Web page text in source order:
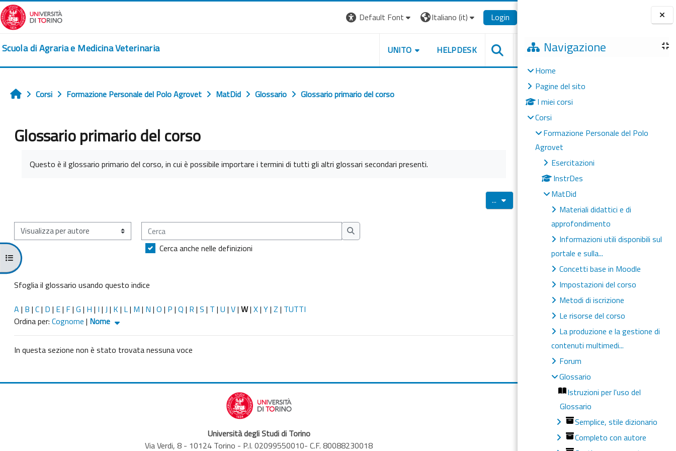
Vai al contenuto principale
Blocchi
Navigazione
Home
Pagine del sito
I miei corsi
Corsi
Formazione Personale del Polo
Agrovet
Esercitazioni
InstrDes
MatDid
Materiali didattici e di
approfondimento
Informazioni utili disponibili sul
portale e sulla...
Concetti base in Moodle
Impostazioni del corso
Metodi di iscrizione
Le risorse del corso
La produzione e la gestione di
contenuti multimedi...
Forum
Glossario
Istruzioni per l'uso del
Glossario
Semplice, stile dizionario
Completo con autore
Default Font Italiano ‎(it)‎ Login
Scuola di Agraria e Medicina Veterinaria UNITO HELPDESK
Apri indice del corso
Home
Corsi Formazione Personale del Polo Agrovet MatDid Glossario Glossario primario del corso
Glossario primario del corso
Questo è il glossario primario del corso, in cui è possibile importare i termini di tutti gli altri glossari secondari presenti.
... Esporta voci
Sfoglia il glossario usando questo indice
Cerca
Cerca
Cerca anche nelle definizioni
Sfoglia il glossario usando questo indice
A | B | C| D | E| F| G | H | I | J | K | L| M | N | O | P | Q | R | S | T | U | V| W| X| Y| Z | TUTTI
Ordinato per Nome crescente
Ordina per: Cognome | Nome
In questa sezione non è stato trovata nessuna voce
Università degli Studi di Torino
Via Verdi, 8 - 10124 Torino - P.I. 02099550010- C.F. 80088230018